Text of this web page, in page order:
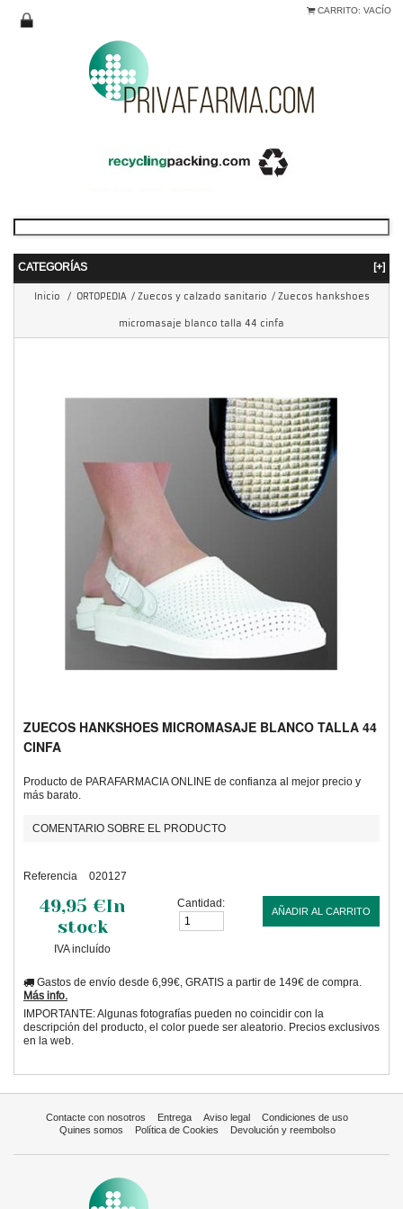
CARRITO: VACÍO
CATEGORÍAS [+]
Inicio / ORTOPEDIA / Zuecos y calzado sanitario / Zuecos hankshoes
micromasaje blanco talla 44 cinfa
ZUECOS HANKSHOES MICROMASAJE BLANCO TALLA 44
CINFA
Producto de PARAFARMACIA ONLINE de confianza al mejor precio y
más barato.
COMENTARIO SOBRE EL PRODUCTO
Referencia 020127
49,95 €In
stock
IVA incluído
Cantidad:
AÑADIR AL CARRITO
Gastos de envío desde 6,99€, GRATIS a partir de 149€ de compra.
Más info.
IMPORTANTE: Algunas fotografías pueden no coincidir con la
descripción del producto, el color puede ser aleatorio. Precios exclusivos
en la web.
Contacte con nosotros Entrega Aviso legal
Condiciones de uso
Quines somos
Política de Cookies Devolución y reembolso